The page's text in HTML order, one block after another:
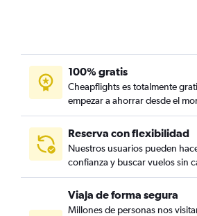
100% gratis
Cheapflights es totalmente
empezar a ahorrar desde el
Reserva con flexibilidad
Nuestros usuarios pueden
confianza y buscar vuelos sin
Viaja de forma segura
Millones de personas nos